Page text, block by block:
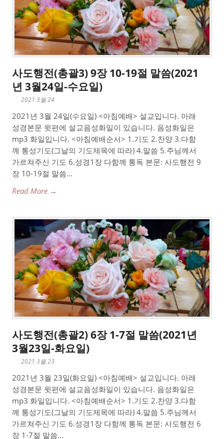
사도행전(총괄3) 9장 10-19절 말씀(2021
년 3월24일-수요일)
2021 3월 24
2021년 3월 24일(수요일) <아침예배> 설교입니다. 아래
성경본문 윗편에 설교음성화일이 있습니다. 음성화일은
mp3 화일입니다. <아침예배순서> 1.기도 2.찬양 3.다함
께 통성기도(그날의 기도제목에 따라) 4.말씀 5.주님께서
가르쳐주신 기도 6.성경1장 다함께 통독 본문: 사도행전 9
장 10-19절 말씀...
Read More →
사도행전(총괄2) 6장 1-7절 말씀(2021년
3월23일-화요일)
2021 3월 23
2021년 3월 23일(화요일) <아침예배> 설교입니다. 아래
성경본문 윗편에 설교음성화일이 있습니다. 음성화일은
mp3 화일입니다. <아침예배순서> 1.기도 2.찬양 3.다함
께 통성기도(그날의 기도제목에 따라) 4.말씀 5.주님께서
가르쳐주신 기도 6.성경1장 다함께 통독 본문: 사도행전 6
장 1-7절 말씀...